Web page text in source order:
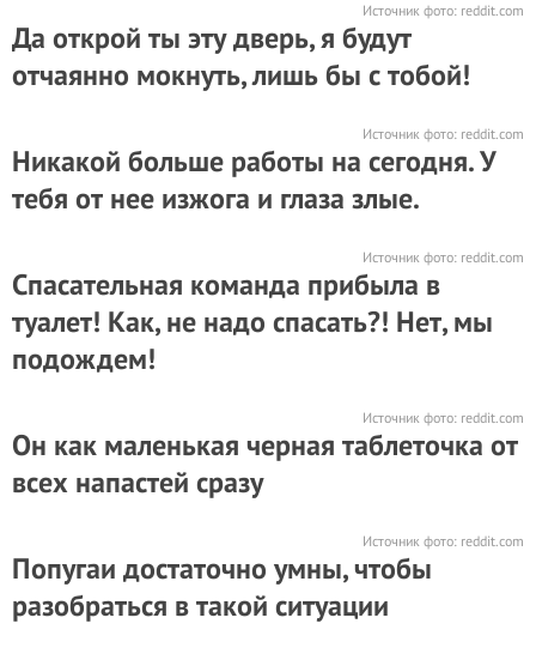
Источник фото: reddit.com
Да открой ты эту дверь, я будут
отчаянно мокнуть, лишь бы с тобой!
Источник фото: reddit.com
Никакой больше работы на сегодня. У
тебя от нее изжога и глаза злые.
Источник фото: reddit.com
Спасательная команда прибыла в
туалет! Как, не надо спасать?! Нет, мы
подождем!
Источник фото: reddit.com
Он как маленькая черная таблеточка от
всех напастей сразу
Источник фото: reddit.com
Попугаи достаточно умны, чтобы
разобраться в такой ситуации